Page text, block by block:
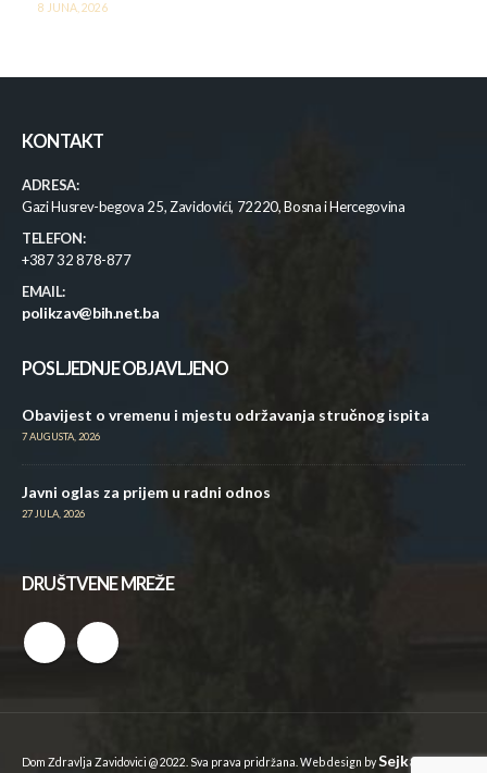
8 JUNA, 2026
KONTAKT
ADRESA:
Gazi Husrev-begova 25, Zavidovići, 72220, Bosna i Hercegovina
TELEFON:
+387 32 878-877
EMAIL:
polikzav@bih.net.ba
POSLJEDNJE OBJAVLJENO
Obavijest o vremenu i mjestu održavanja stručnog ispita
7 AUGUSTA, 2026
Javni oglas za prijem u radni odnos
27 JULA, 2026
DRUŠTVENE MREŽE
Dom Zdravlja Zavidovici @ 2022. Sva prava pridržana. Web design bySejkan